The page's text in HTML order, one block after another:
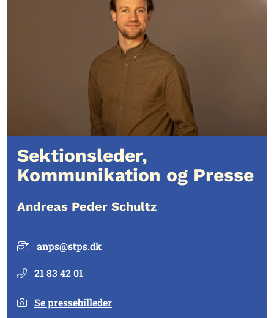
Sektionsleder,
Kommunikation og Presse
Andreas Peder Schultz
anps@stps.dk
21 83 42 01
Se pressebilleder